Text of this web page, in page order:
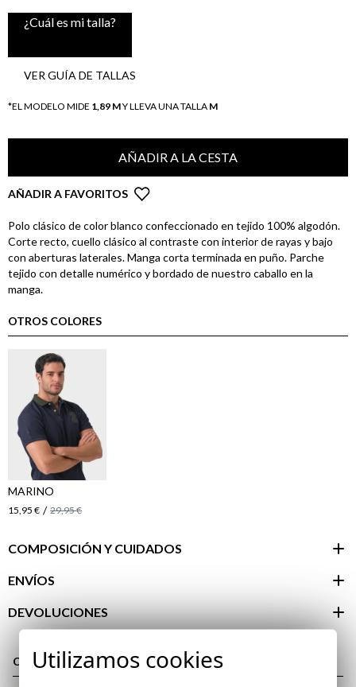
¿Cuál es mi talla?
VER GUÍA DE TALLAS
*EL MODELO MIDE 1,89 MY LLEVA UNA TALLA M
AÑADIR A LA CESTA
AÑADIR A FAVORITOS
Polo clásico de color blanco confeccionado en tejido 100% algodón.
Corte recto, cuello clásico al contraste con interior de rayas y bajo
con aberturas laterales. Manga corta terminada en puño. Parche
tejido con detalle numérico y bordado de nuestro caballo en la
manga.
OTROS COLORES
MARINO
15,95 € / 29,95 €
COMPOSICIÓN Y CUIDADOS
ENVÍOS
DEVOLUCIONES
cliente
COMPLETA TU LOOK
Utilizamos cookies